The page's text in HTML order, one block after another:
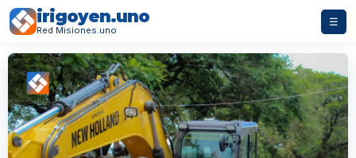
irigoyen.uno
Red Misiones.uno
☰